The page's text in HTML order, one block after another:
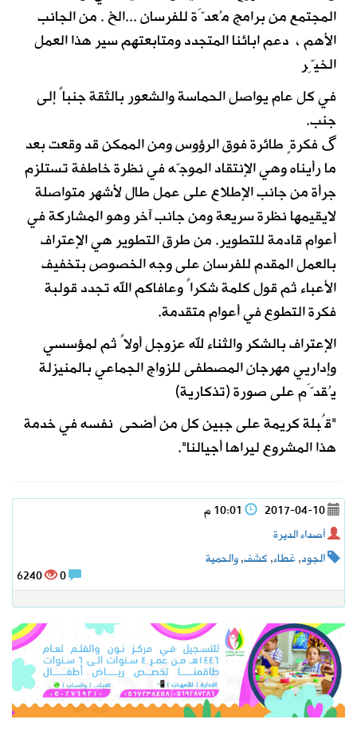
المجتمع من برامج مُعدَّة للفرسان ...الخ . من الجانب
الأهم ، دعم ابائنا المتجدد ومتابعتهم سير هذا العمل
الخيِّر
في كل عام يواصل الحماسة والشعور بالثقة جنباً إلى
جنب.
گ فكرةٍ طائرة فوق الرؤوس ومن الممكن قد وقعت بعد
ما رأيناه وهي الإنتقاد الموجّه في نظرة خاطفة تستلزم
جرأة من جانب الإطلاع على عمل طال لأشهر متواصلة
لايقيمها نظرة سريعة ومن جانب آخر وهو المشاركة في
أعوام قادمة للتطوير. من طرق التطوير هي الإعتراف
بالعمل المقدم للفرسان على وجه الخصوص بتخفيف
الأعباء ثم قول كلمة شكراً وعافاكم الله تجدد قولبة
فكرة التطوع في أعوام متقدمة.
الإعتراف بالشكر والثناء لله عزوجل أولاً ثم لمؤسسي
وإداريي مهرجان المصطفى للزواج الجماعي بالمنيزلة
يُقدَّم على صورة (تذكارية)
"قُبلة كريمة على جبين كل من أضحى نفسه في خدمة
هذا المشروع ليراها أجيالنا".
2017-04-10
أصداء الديرة
الجود,غطاء,كشف,والحمية
6240